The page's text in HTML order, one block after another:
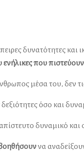
δυνατότητες και
που
μέσα του, δεν
δεξιότητες όσο και
δυναμικό και
να